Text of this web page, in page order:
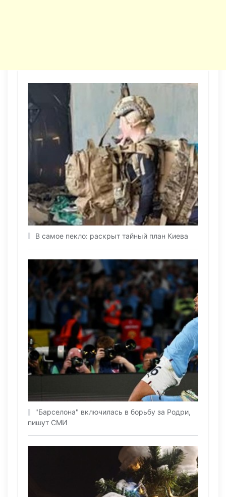
В самое пекло: раскрыт тайный план Киева
"Барселона" включилась в борьбу за Родри,
пишут СМИ